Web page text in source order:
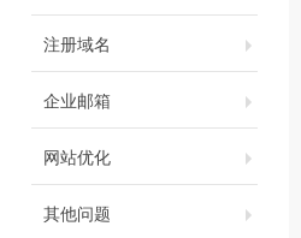
注册域名
企业邮箱
网站优化
其他问题